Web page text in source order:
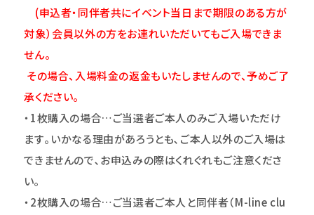
(申込者・同伴者共にイベント当日まで期限のある方が
対象）会員以外の方をお連れいただいてもご入場できま
せん。
その場合、入場料金の返金もいたしませんので、予めご了
承ください。
・1枚購入の場合…ご当選者ご本人のみご入場いただけ
ます｡いかなる理由があろうとも､ご本人以外のご入場は
できませんので､お申込みの際はくれぐれもご注意くださ
い｡
・2枚購入の場合…ご当選者ご本人と同伴者（M-line clu